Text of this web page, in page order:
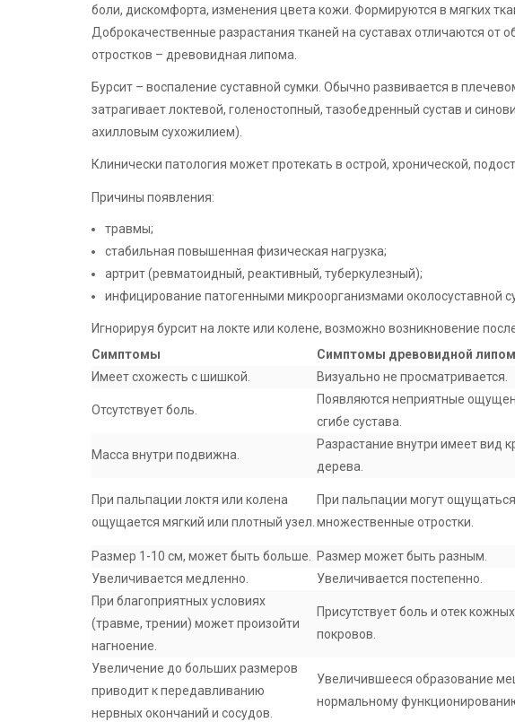
боли, дискомфорта, изменения цвета кожи. Формируются в мягких
Доброкачественные разрастания тканей на суставах отличаются
отростков – древовидная липома.
Бурсит – воспаление суставной сумки. Обычно развивается в
затрагивает локтевой, голеностопный, тазобедренный сустав и
ахилловым сухожилием).
Клинически патология может протекать в острой, хронической,
Причины появления:
травмы;
стабильная повышенная физическая нагрузка;
артрит (ревматоидный, реактивный, туберкулезный);
инфицирование патогенными микроорганизмами околосуставной
Игнорируя бурсит на локте или колене, возможно возникновение
Симптомы
Симптомы древовидной
Имеет схожесть с шишкой.
Визуально не просматривается.
Отсутствует боль.
Появляются неприятные
сгибе сустава.
Масса внутри подвижна.
Разрастание внутри имеет вид
дерева.
При пальпации локтя или колена
ощущается мягкий или плотный узел.
При пальпации могут ощущаться
множественные отростки.
Размер 1-10 см, может быть больше.
Размер может быть разным.
Увеличивается медленно.
Увеличивается постепенно.
При благоприятных условиях
(травме, трении) может произойти
нагноение.
Присутствует боль и отек кожных
покровов.
Увеличение до больших размеров
приводит к передавливанию
нервных окончаний и сосудов.
Увеличившееся образование
нормальному